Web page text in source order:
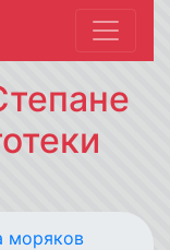
моряков